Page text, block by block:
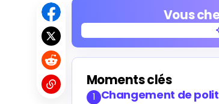
Vous
Moments clés
1 Changement de